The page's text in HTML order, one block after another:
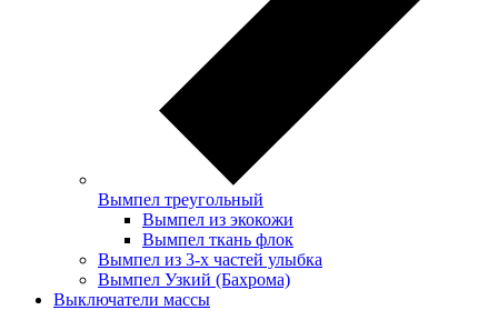
Вымпел треугольный
Вымпел из экокожи
Вымпел ткань флок
Вымпел из 3-х частей улыбка
Вымпел Узкий (Бахрома)
Выключатели массы